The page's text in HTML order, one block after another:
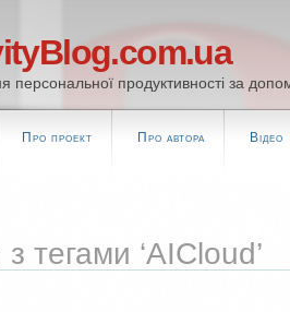
персональної продуктивності за
Про проект Про автора Відео
тегами ‘AICloud’